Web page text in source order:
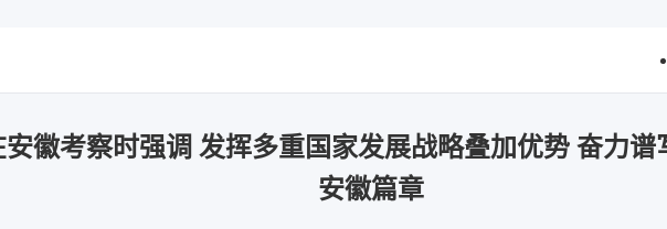
安徽考察时强调 发挥多重国家发展战略叠加优势 奋力谱
安徽篇章